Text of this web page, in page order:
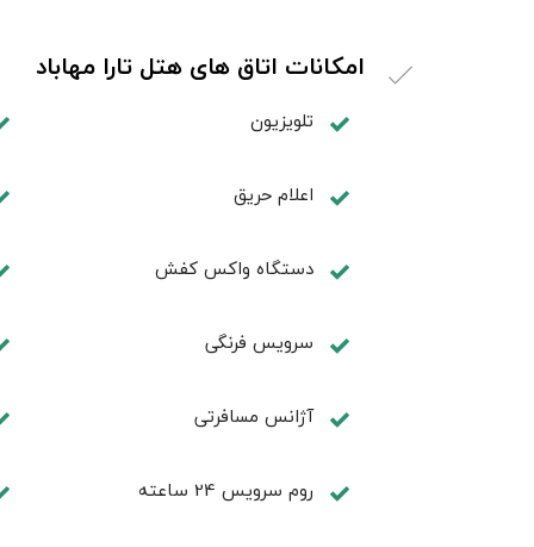
امکانات اتاق های هتل تارا مهاباد
تلویزیون
اعلام حریق
دستگاه واکس کفش
سرویس فرنگی
آژانس مسافرتی
روم سرويس 24 ساعته